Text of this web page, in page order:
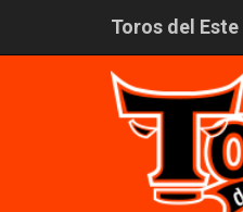
Toros del Este